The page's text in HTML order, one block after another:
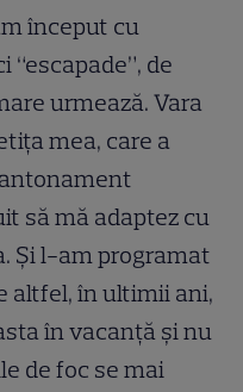
început cu
de
urmează. Vara
mea, care a
să mă adaptez cu
Și l-am programat
altfel, în ultimii ani,
în vacanță și nu
de foc se mai